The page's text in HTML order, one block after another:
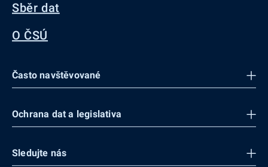
Sběr dat
O ČSÚ
Často navštěvované
Ochrana dat a legislativa
Sledujte nás